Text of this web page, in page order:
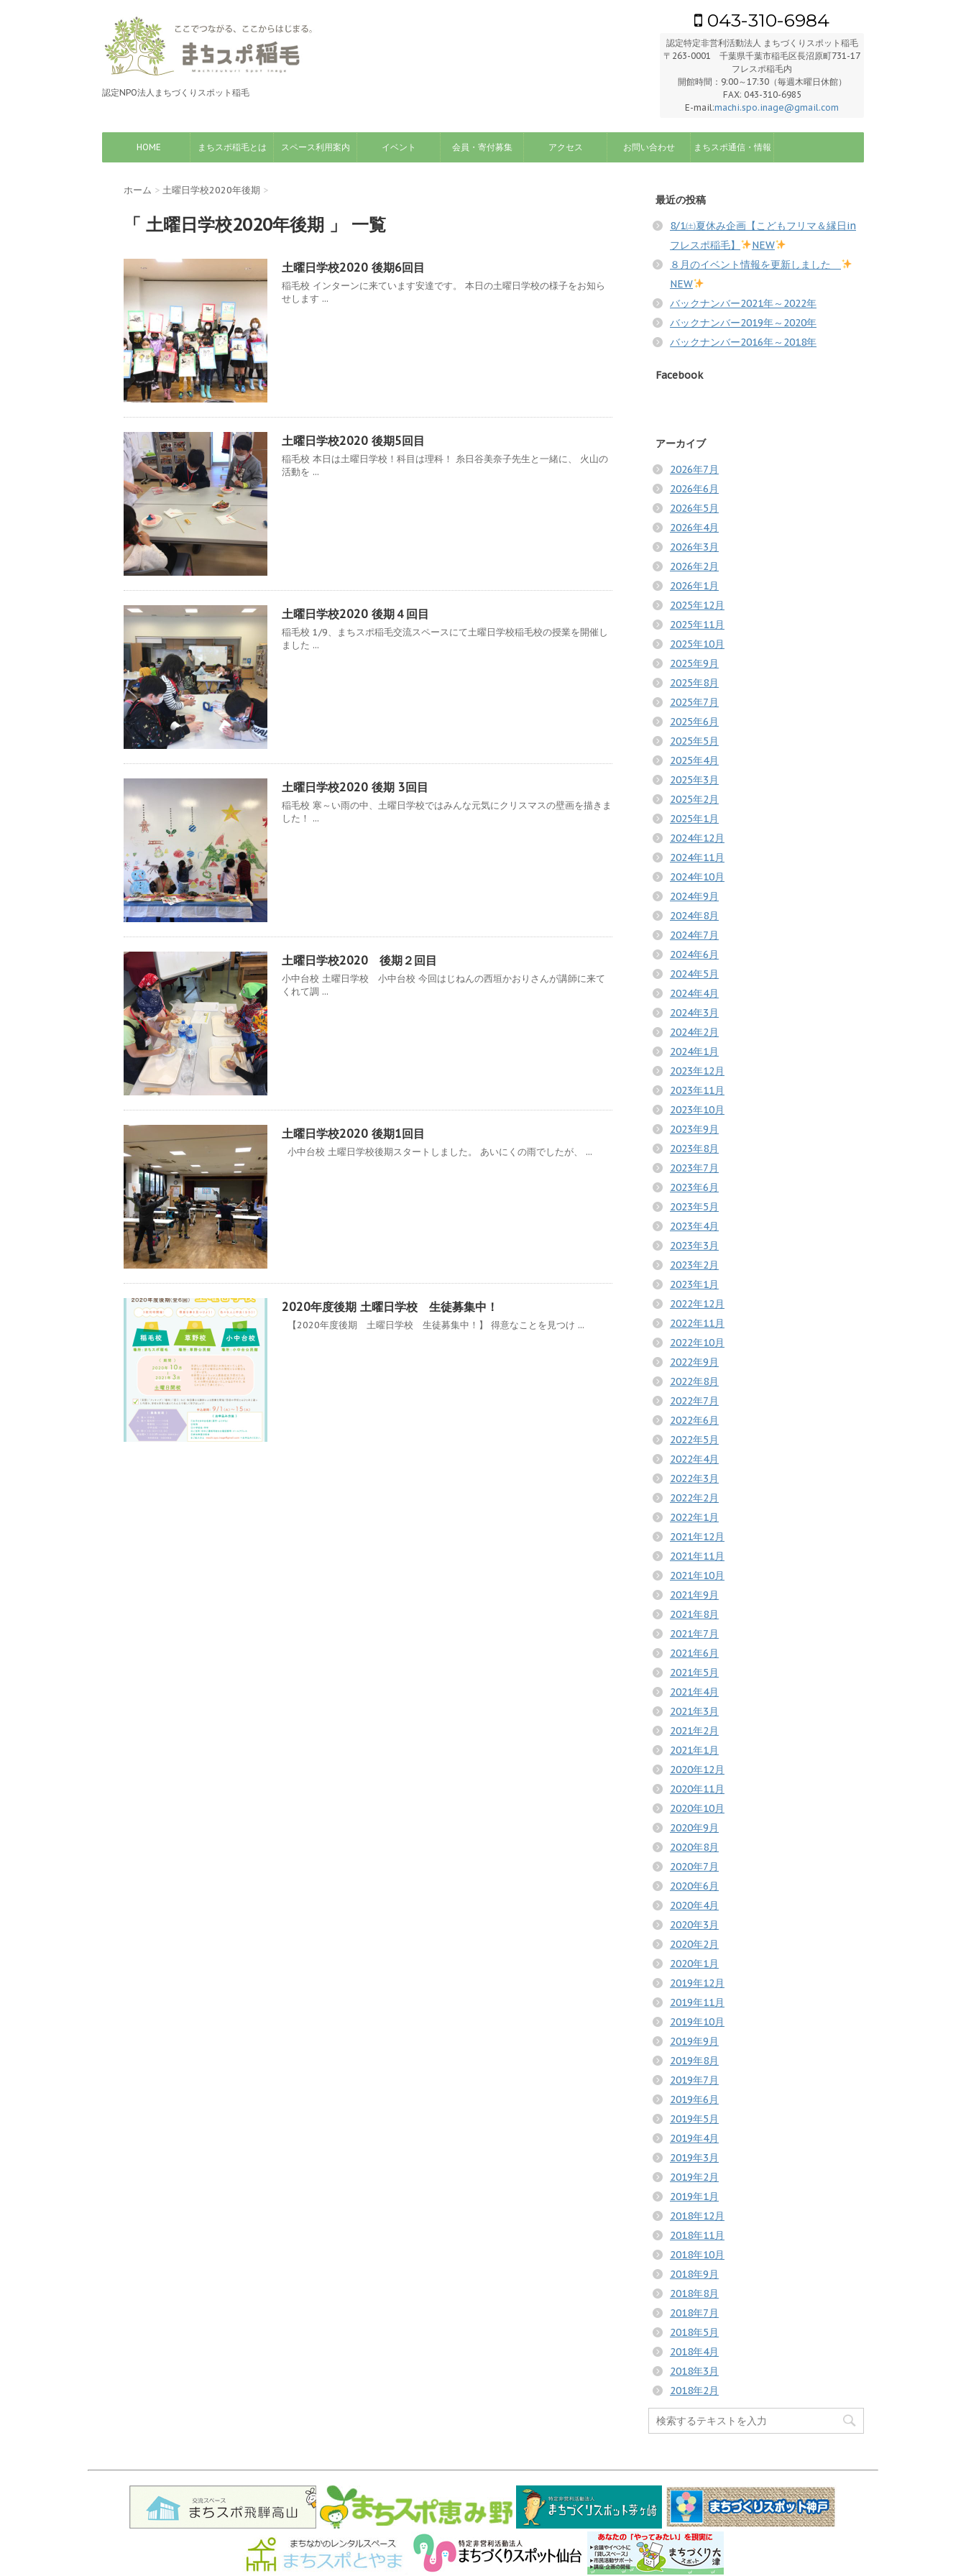
認定NPO法人まちづくりスポット稲毛
043-310-6984
認定特定非営利活動法人 まちづくりスポット稲毛
〒263-0001 千葉県千葉市稲毛区長沼原町731-17
フレスポ稲毛内
開館時間：9:00～17:30（毎週木曜日休館）
FAX: 043-310-6985
E-mail:machi.spo.inage@gmail.com
HOME まちスポ稲毛とは スペース利用案内 イベント 会員・寄付募集 アクセス お問い合わせ まちスポ通信・情報
ホーム > 土曜日学校2020年後期 >
「 土曜日学校2020年後期 」 一覧
土曜日学校2020 後期6回目
稲毛校 インターンに来ています安達です。 本日の土曜日学校の様子をお知ら
せします ...
土曜日学校2020 後期5回目
稲毛校 本日は土曜日学校！科目は理科！ 糸日谷美奈子先生と一緒に、 火山の
活動を ...
土曜日学校2020 後期４回目
稲毛校 1/9、まちスポ稲毛交流スペースにて土曜日学校稲毛校の授業を開催し
ました ...
土曜日学校2020 後期 3回目
稲毛校 寒～い雨の中、土曜日学校ではみんな元気にクリスマスの壁画を描きま
した！ ...
土曜日学校2020 後期２回目
小中台校 土曜日学校 小中台校 今回はじねんの西垣かおりさんが講師に来て
くれて調 ...
土曜日学校2020 後期1回目
小中台校 土曜日学校後期スタートしました。 あいにくの雨でしたが、 ...
2020年度後期 土曜日学校 生徒募集中！
【2020年度後期 土曜日学校 生徒募集中！】 得意なことを見つけ ...
最近の投稿
8/1㈯夏休み企画【こどもフリマ＆縁日in
フレスポ稲毛】
NEW
８月のイベント情報を更新しました
NEW
バックナンバー2021年～2022年
バックナンバー2019年～2020年
バックナンバー2016年～2018年
Facebook
アーカイブ
2026年7月
2026年6月
2026年5月
2026年4月
2026年3月
2026年2月
2026年1月
2025年12月
2025年11月
2025年10月
2025年9月
2025年8月
2025年7月
2025年6月
2025年5月
2025年4月
2025年3月
2025年2月
2025年1月
2024年12月
2024年11月
2024年10月
2024年9月
2024年8月
2024年7月
2024年6月
2024年5月
2024年4月
2024年3月
2024年2月
2024年1月
2023年12月
2023年11月
2023年10月
2023年9月
2023年8月
2023年7月
2023年6月
2023年5月
2023年4月
2023年3月
2023年2月
2023年1月
2022年12月
2022年11月
2022年10月
2022年9月
2022年8月
2022年7月
2022年6月
2022年5月
2022年4月
2022年3月
2022年2月
2022年1月
2021年12月
2021年11月
2021年10月
2021年9月
2021年8月
2021年7月
2021年6月
2021年5月
2021年4月
2021年3月
2021年2月
2021年1月
2020年12月
2020年11月
2020年10月
2020年9月
2020年8月
2020年7月
2020年6月
2020年4月
2020年3月
2020年2月
2020年1月
2019年12月
2019年11月
2019年10月
2019年9月
2019年8月
2019年7月
2019年6月
2019年5月
2019年4月
2019年3月
2019年2月
2019年1月
2018年12月
2018年11月
2018年10月
2018年9月
2018年8月
2018年7月
2018年5月
2018年4月
2018年3月
2018年2月